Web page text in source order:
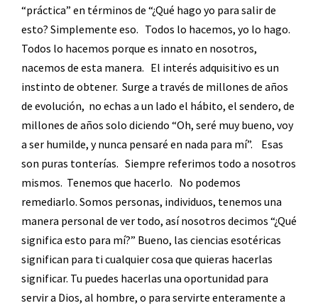
“práctica” en términos de “¿Qué hago yo para salir de
esto? Simplemente eso. Todos lo hacemos, yo lo hago.
Todos lo hacemos porque es innato en nosotros,
nacemos de esta manera. El interés adquisitivo es un
instinto de obtener. Surge a través de millones de años
de evolución, no echas a un lado el hábito, el sendero, de
millones de años solo diciendo “Oh, seré muy bueno, voy
a ser humilde, y nunca pensaré en nada para mí”.
Esas
son puras tonterías. Siempre referimos todo a nosotros
mismos. Tenemos que hacerlo. No podemos
remediarlo. Somos personas, individuos, tenemos una
manera personal de ver todo, así nosotros decimos “¿Qué
significa esto para mí?” Bueno, las ciencias esotéricas
significan para ti cualquier cosa que quieras hacerlas
significar. Tu puedes hacerlas una oportunidad para
servir a Dios, al hombre, o para servirte enteramente a